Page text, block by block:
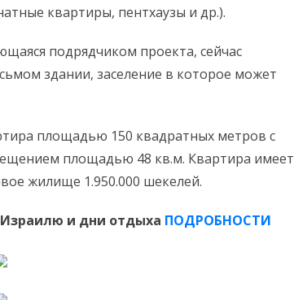
квартиры, пентхаузы и др.).
подрядчиком проекта, сейчас
здании, заселение в которое может
площадью 150 квадратных метров с
площадью 48 кв.м. Квартира имеет
жилище 1.950.000 шекелей.
и дни отдыха ПОДРОБНОСТИ